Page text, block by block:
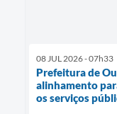
08 JUL 2026 - 07h33
Prefeitura de
alinhamento
os serviços